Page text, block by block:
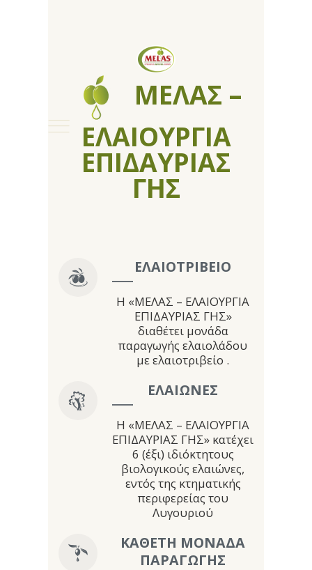
ΜΕΛΑΣ –
ΕΛΑΙΟΥΡΓΙΑ
ΕΠΙΔΑΥΡΙΑΣ
ΓΗΣ
ΕΛΑΙΟΤΡΙΒΕΙΟ
Η «ΜΕΛΑΣ – ΕΛΑΙΟΥΡΓΙΑ
ΕΠΙΔΑΥΡΙΑΣ ΓΗΣ»
διαθέτει μονάδα
παραγωγής ελαιολάδου
με ελαιοτριβείο .
ΕΛΑΙΩΝΕΣ
Η «ΜΕΛΑΣ – ΕΛΑΙΟΥΡΓΙΑ
ΕΠΙΔΑΥΡΙΑΣ ΓΗΣ» κατέχει
6 (έξι) ιδιόκτητους
βιολογικούς ελαιώνες,
εντός της κτηματικής
περιφερείας του
Λυγουριού
ΚΑΘΕΤΗ ΜΟΝΑΔΑ
ΠΑΡΑΓΩΓΗΣ